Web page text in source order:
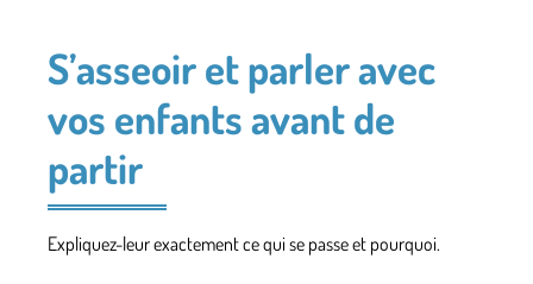
S’asseoir et parler avec
vos enfants avant de
partir
Expliquez-leur exactement ce qui se passe et pourquoi.